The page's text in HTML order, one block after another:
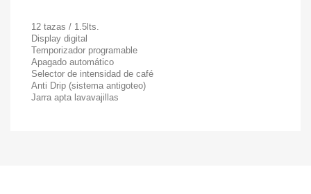
12 tazas / 1.5lts.
Display digital
Temporizador programable
Apagado automático
Selector de intensidad de café
Anti Drip (sistema antigoteo)
Jarra apta lavavajillas